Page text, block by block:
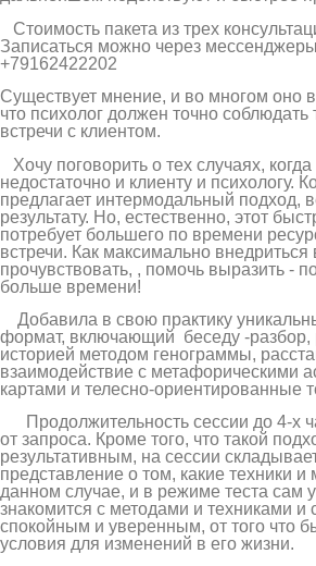
Стоимость пакета из трех
Записаться можно через
+79162422202
Существует мнение, и во многом оно
что психолог должен точно соблюдать
встречи с клиентом.
Хочу поговорить о тех случаях,
недостаточно и клиенту и психологу.
предлагает интермодальный подход,
результату. Но, естественно, этот
потребует большего по времени
встречи. Как максимально внедриться
прочувствовать, , помочь выразить -
больше времени!
Добавила в свою практику
формат, включающий беседу -разбор,
историей методом генограммы,
взаимодействие с метафорическими
картами и телесно-ориентированные
Продолжительность сессии до 4-х
от запроса. Кроме того, что такой
результативным, на сессии
представление о том, какие техники
данном случае, и в режиме теста сам
знакомится с методами и техниками и
спокойным и уверенным, от того что
условия для изменений в его жизни.